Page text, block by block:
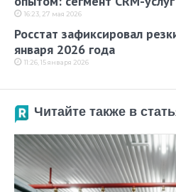
16:23, 27 мая 2026
Росстат зафиксировал
января 2026 года
11:26, 15 января 2026
Читайте также в